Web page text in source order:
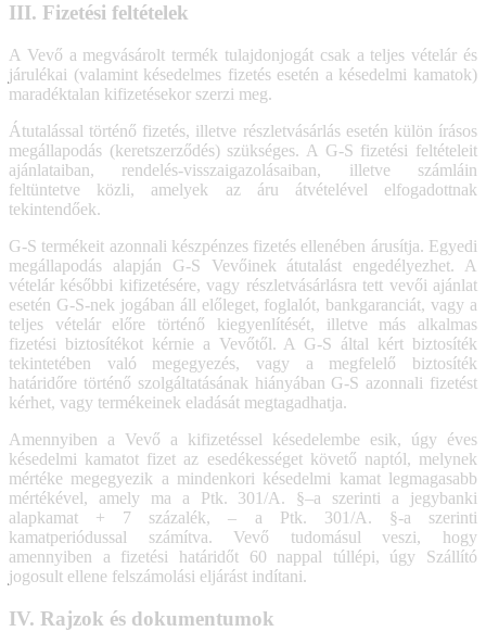
III. Fizetési feltételek
A Vevő a megvásárolt termék tulajdonjogát csak a teljes vételár és
járulékai (valamint késedelmes fizetés esetén a késedelmi kamatok)
maradéktalan kifizetésekor szerzi meg.
Átutalással történő fizetés, illetve részletvásárlás esetén külön írásos
megállapodás (keretszerződés) szükséges. A G-S fizetési feltételeit
ajánlataiban, rendelés-visszaigazolásaiban, illetve számláin
feltüntetve közli, amelyek az áru átvételével elfogadottnak
tekintendőek.
G-S termékeit azonnali készpénzes fizetés ellenében árusítja. Egyedi
megállapodás alapján G-S Vevőinek átutalást engedélyezhet. A
vételár későbbi kifizetésére, vagy részletvásárlásra tett vevői ajánlat
esetén G-S-nek jogában áll előleget, foglalót, bankgaranciát, vagy a
teljes vételár előre történő kiegyenlítését, illetve más alkalmas
fizetési biztosítékot kérnie a Vevőtől. A G-S által kért biztosíték
tekintetében való megegyezés, vagy a megfelelő biztosíték
határidőre történő szolgáltatásának hiányában G-S azonnali fizetést
kérhet, vagy termékeinek eladását megtagadhatja.
Amennyiben a Vevő a kifizetéssel késedelembe esik, úgy éves
késedelmi kamatot fizet az esedékességet követő naptól, melynek
mértéke megegyezik a mindenkori késedelmi kamat legmagasabb
mértékével, amely ma a Ptk. 301/A. §–a szerinti a jegybanki
alapkamat + 7 százalék, – a Ptk. 301/A. §-a szerinti
kamatperiódussal számítva. Vevő tudomásul veszi, hogy
amennyiben a fizetési határidőt 60 nappal túllépi, úgy Szállító
jogosult ellene felszámolási eljárást indítani.
IV. Rajzok és dokumentumok